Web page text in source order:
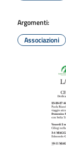
Argomenti:
Associazioni